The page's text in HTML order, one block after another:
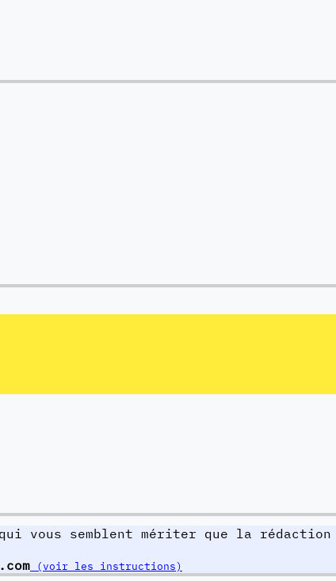
vous semblent mériter que la
(voir les instructions)